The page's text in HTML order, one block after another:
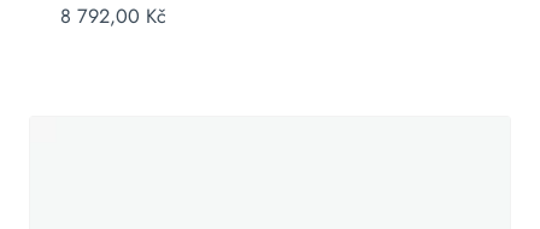
8 792,00 Kč